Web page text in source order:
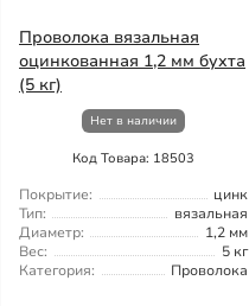
Проволока вязальная
оцинкованная 1,2 мм бухта
(5 кг)
Нет в наличии
Код Товара: 18503
Покрытие:
цинк
Тип:
вязальная
Диаметр:
1,2 мм
Вес:
5 кг
Категория:
Проволока